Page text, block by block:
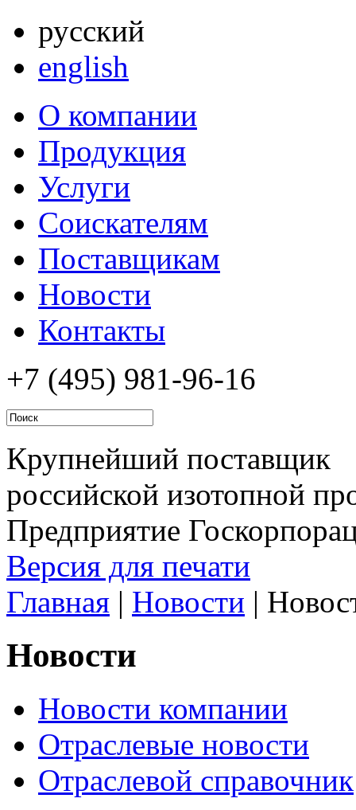
русский
english
О компании
Продукция
Услуги
Соискателям
Поставщикам
Новости
Контакты
+7 (495) 981-96-16
Крупнейший поставщик
российской изотопной
Предприятие
Версия для печати
Главная | Новости |
Новости
Новости компании
Отраслевые новости
Отраслевой справочник